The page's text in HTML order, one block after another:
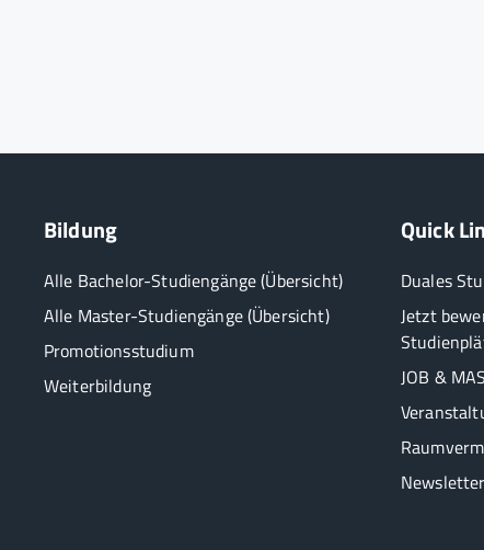
Bildung
Alle Bachelor-Studiengänge (Übersicht)
Alle Master-Studiengänge (Übersicht)
Promotionsstudium
Weiterbildung
Quick
Duales
Jetzt
JOB &
Newsletter